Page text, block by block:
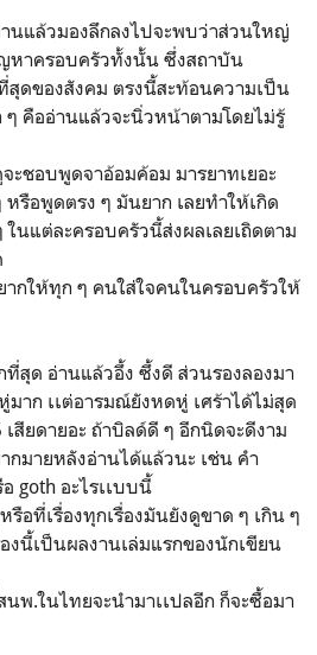
นแล้วมองลึกลงไปจะพบว่าส่วนใหญ่
หาครอบครัวทั้งนั้น ซึ่งสถาบัน
ดของสังคม ตรงนี้สะท้อนความเป็น
คืออ่านแล้วจะนิ่วหน้าตามโดยไม่รู้
ะชอบพูดจาอ้อมค้อม มารยาทเยอะ
รือพูดตรง ๆ มันยาก เลยทำให้เกิด
นแต่ละครอบครัวนี้ส่งผลเลยเถิดตาม
กให้ทุก ๆ คนใส่ใจคนในครอบครัวให้
ที่สุด อ่านแล้วอึ้ง ซึ้งดี ส่วนรองลองมา
าก เเต่อารมณ์ยังหดหู่ เศร้าได้ไม่สุด
สียดายอะ ถ้าบิลด์ดี ๆ อีกนิดจะดีงาม
กมายหลังอ่านได้แล้วนะ เช่น คำ
goth อะไรเเบบนี้
รือที่เรื่องทุกเรื่องมันยังดูขาด ๆ เกิน ๆ
งนี้เป็นผลงานเล่มแรกของนักเขียน
นพ.ในไทยจะนำมาเเปลอีก ก็จะซื้อมา